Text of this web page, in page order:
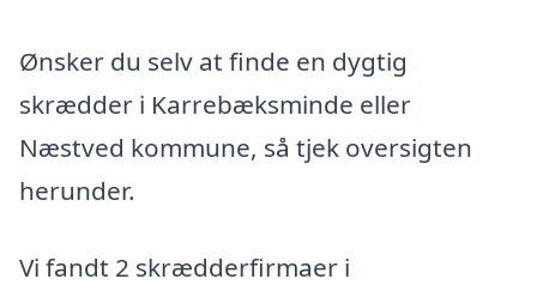
Ønsker du selv at finde en dygtig
skrædder i Karrebæksminde eller
Næstved kommune, så tjek oversigten
herunder.
Vi fandt 2 skrædderfirmaer i